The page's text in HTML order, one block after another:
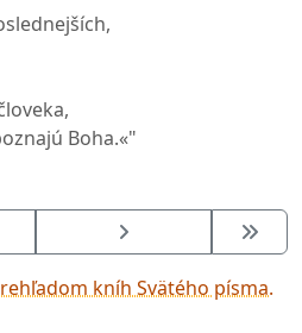
Boha.«"
kníh Svätého písma.